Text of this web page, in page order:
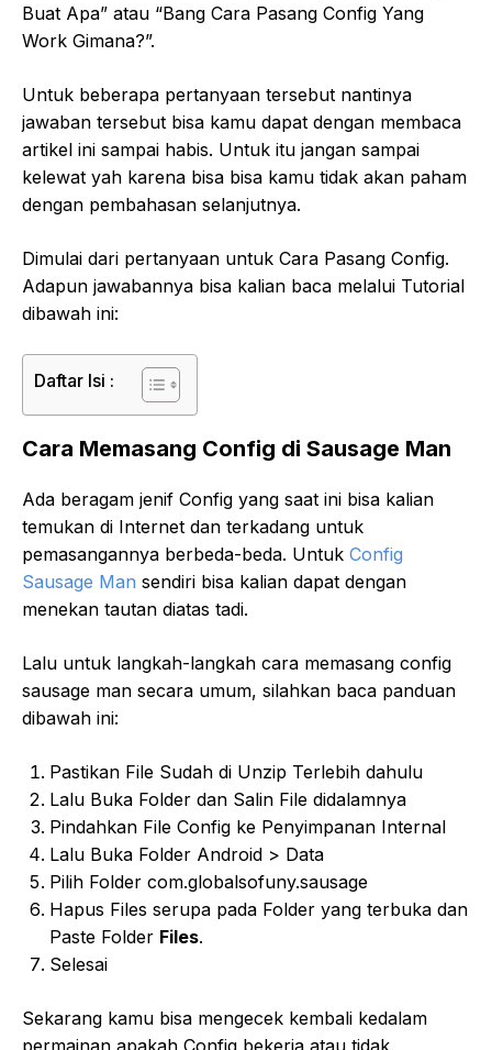
Buat Apa” atau “Bang Cara Pasang Config Yang
Work Gimana?”.
Untuk beberapa pertanyaan tersebut nantinya
jawaban tersebut bisa kamu dapat dengan membaca
artikel ini sampai habis. Untuk itu jangan sampai
kelewat yah karena bisa bisa kamu tidak akan paham
dengan pembahasan selanjutnya.
Dimulai dari pertanyaan untuk Cara Pasang Config.
Adapun jawabannya bisa kalian baca melalui Tutorial
dibawah ini:
Daftar Isi :
Cara Memasang Config di Sausage Man
Ada beragam jenif Config yang saat ini bisa kalian
temukan di Internet dan terkadang untuk
pemasangannya berbeda-beda. Untuk Config
Sausage Man sendiri bisa kalian dapat dengan
menekan tautan diatas tadi.
Lalu untuk langkah-langkah cara memasang config
sausage man secara umum, silahkan baca panduan
dibawah ini:
Pastikan File Sudah di Unzip Terlebih dahulu
Lalu Buka Folder dan Salin File didalamnya
Pindahkan File Config ke Penyimpanan Internal
Lalu Buka Folder Android > Data
Pilih Folder com.globalsofuny.sausage
Hapus Files serupa pada Folder yang terbuka dan
Paste Folder Files.
Selesai
Sekarang kamu bisa mengecek kembali kedalam
permainan apakah Config bekerja atau tidak.